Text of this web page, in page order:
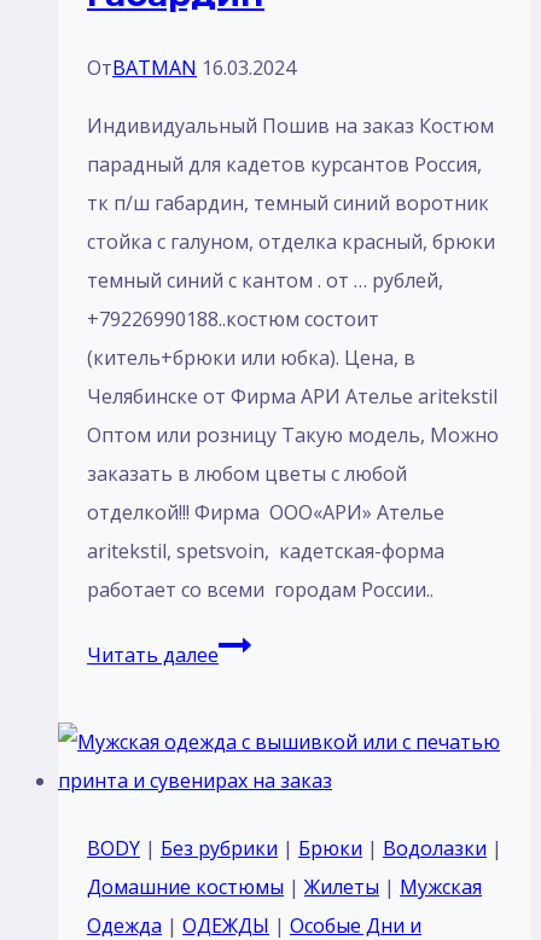
ОтBATMAN 16.03.2024
Индивидуальный Пошив на заказ Костюм
парадный для кадетов курсантов Россия,
тк п/ш габардин, темный синий воротник
стойка с галуном, отделка красный, брюки
темный синий с кантом . от … рублей,
+79226990188..костюм состоит
(китель+брюки или юбка). Цена, в
Челябинске от Фирма АРИ Ателье aritekstil
Оптом или розницу Такую модель, Mожно
заказать в любом цветы с любой
отделкой!!! Фирма ООО«АРИ» Ателье
aritekstil, spetsvoin, кадетская-форма
работает со всеми городам России..
Читать далееКостюм
кадетов
курсантов
Россия
темный
синий
BODY | Без рубрики | Брюки | Водолазки |
Домашние костюмы | Жилеты | Мужская
Одежда | ОДЕЖДЫ | Особые Дни и